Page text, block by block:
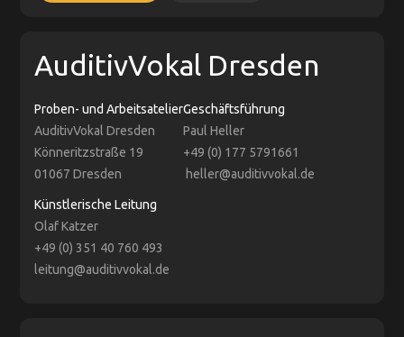
AuditivVokal Dresden
Proben- und Arbeitsatelier
AuditivVokal Dresden
Könneritzstraße 19
01067 Dresden
Geschäftsführung
Paul Heller
+49 (0) 177 5791661
heller@auditivvokal.de
Künstlerische Leitung
Olaf Katzer
+49 (0) 351 40 760 493
leitung@auditivvokal.de